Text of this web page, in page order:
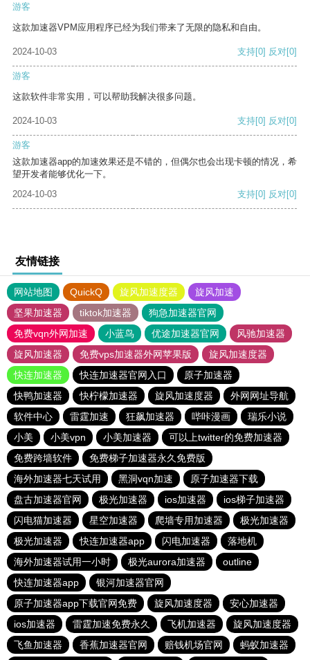
游客
这款加速器VPM应用程序已经为我们带来了无限的隐私和自由。
2024-10-03 支持[0] 反对[0]
游客
这款软件非常实用，可以帮助我解决很多问题。
2024-10-03 支持[0] 反对[0]
游客
这款加速器app的加速效果还是不错的，但偶尔也会出现卡顿的情况，希
望开发者能够优化一下。
2024-10-03
支持[0] 反对[0]
友情链接
网站地图 QuickQ 旋风加速度器
旋风加速
坚果加速器
tiktok加速器
狗急加速器官网
免费vqn外网加速
小蓝鸟 优途加速器官网
风驰加速器
旋风加速器
免费vps加速器外网苹果版
旋风加速度器
快连加速器
快连加速器官网入口
原子加速器
快鸭加速器
快柠檬加速器 旋风加速度器
外网网址导航
软件中心
雷霆加速 狂飙加速器 哔咔漫画
瑞乐小说
小美
小美vpn 小美加速器
可以上twitter的免费加速器
免费跨墙软件
免费梯子加速器永久免费版
海外加速器七天试用
黑洞vqn加速
原子加速器下载
盘古加速器官网
极光加速器 ios加速器
ios梯子加速器
闪电猫加速器
星空加速器 爬墙专用加速器
极光加速器
极光加速器
快连加速器app 闪电加速器
落地机
海外加速器试用一小时
极光aurora加速器
outline
快连加速器app
银河加速器官网
原子加速器app下载官网免费
旋风加速度器
安心加速器
ios加速器
雷霆加速免费永久 飞机加速器
旋风加速度器
飞鱼加速器
香蕉加速器官网 赔钱机场官网 蚂蚁加速器